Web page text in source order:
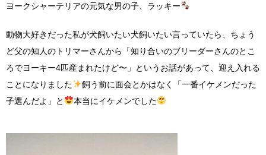
ヨークシャーテリアの元気な男の子、ラッキー
動物大好きだった私が犬飼いたい犬飼いたい言っていたら、ちょう
ど父の知人のトリマーさんから「知り合いのブリーダーさんのとこ
ろでヨーキー4匹産まれたけど〜」というお話があって、迎え入れる
ことになりました
飼う前に面会とかはなく「一番イケメンだった
子選んだよ」と
本当にイケメンでした